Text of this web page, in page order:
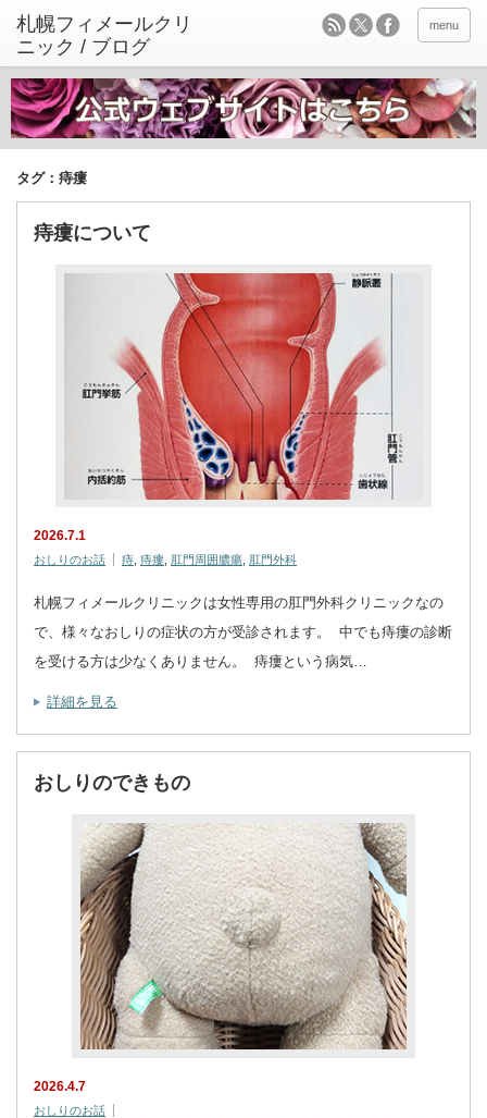
menu
タグ：痔瘻
痔瘻について
2026.7.1
おしりのお話 痔 痔瘻 肛門周囲膿瘍 肛門外科
札幌フィメールクリニックは女性専用の肛門外科クリニックなの
で、様々なおしりの症状の方が受診されます。 中でも痔瘻の診断
を受ける方は少なくありません。 痔瘻という病気…
詳細を見る
おしりのできもの
2026.4.7
おしりのお話